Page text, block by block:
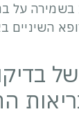
בשמירה על
השיניים